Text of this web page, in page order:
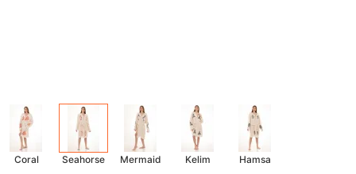
Coral Seahorse Mermaid Kelim Hamsa